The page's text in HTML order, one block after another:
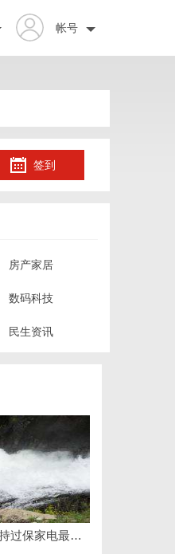
帐号
签到
房产家居
数码科技
民生资讯
美的会员权益大升级！支持过保家电最高3000元免费维修